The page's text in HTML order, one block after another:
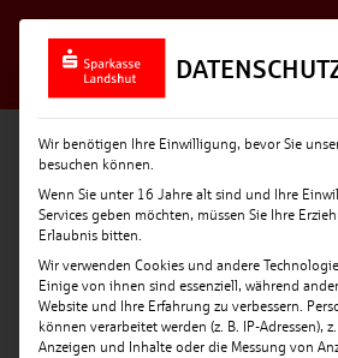
Wir benötigen Ihre Einwilligung, bevor Sie
besuchen können.
Wenn Sie unter 16 Jahre alt sind und Ihre
Services geben möchten, müssen Sie Ihre
Erlaubnis bitten.
Wir verwenden Cookies und andere
Einige von ihnen sind essenziell, während
Website und Ihre Erfahrung zu verbessern.
können verarbeitet werden (z. B. IP-Adressen),
Anzeigen und Inhalte oder die Messung von